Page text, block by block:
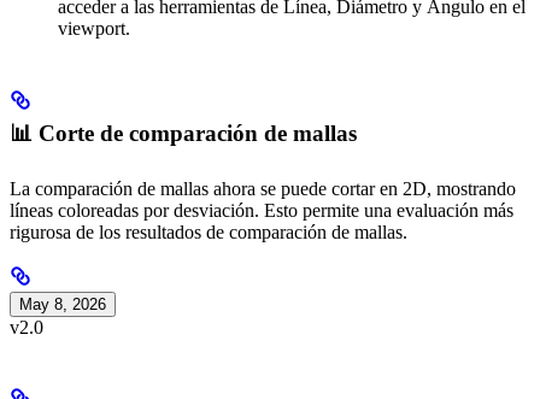
acceder a las herramientas de Línea, Diámetro y Ángulo en el
viewport.
📊 Corte de comparación de mallas
La comparación de mallas ahora se puede cortar en 2D, mostrando
líneas coloreadas por desviación. Esto permite una evaluación más
rigurosa de los resultados de comparación de mallas.
May 8, 2026
v2.0